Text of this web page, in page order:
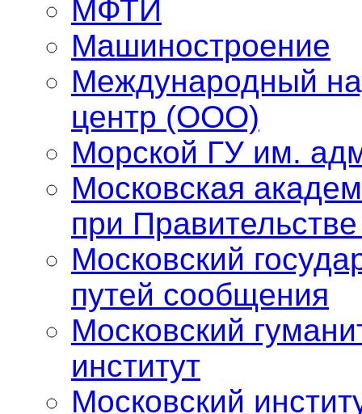
МФТИ
Машиностроение
Международный
центр (ООО)
Морской ГУ им.
Московская
при
Московский
путей сообщения
Московский
институт
Московский